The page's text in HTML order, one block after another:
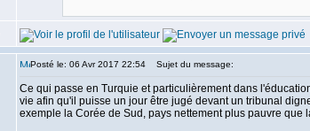
Posté le: 06 Avr 2017 22:54 Sujet du message:
Ce qui passe en Turquie et particulièrement dans
vie afin qu'il puisse un jour être jugé devant un tribunal
exemple la Corée de Sud, pays nettement plus pauvre que